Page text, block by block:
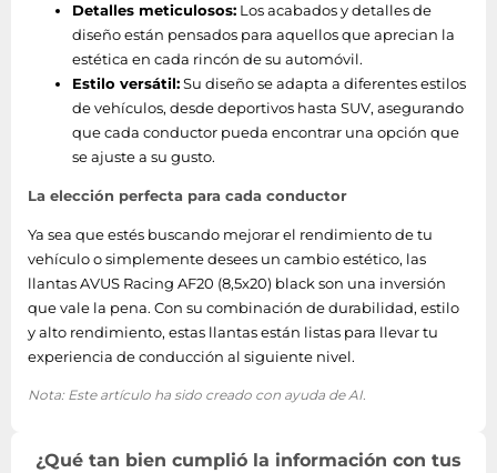
Detalles meticulosos: Los acabados y detalles de
diseño están pensados para aquellos que aprecian la
estética en cada rincón de su automóvil.
Estilo versátil:Su diseño se adapta a diferentes estilos
de vehículos, desde deportivos hasta SUV, asegurando
que cada conductor pueda encontrar una opción que
se ajuste a su gusto.
La elección perfecta para cada conductor
Ya sea que estés buscando mejorar el rendimiento de tu
vehículo o simplemente desees un cambio estético, las
llantas AVUS Racing AF20 (8,5x20) black son una inversión
que vale la pena. Con su combinación de durabilidad, estilo
y alto rendimiento, estas llantas están listas para llevar tu
experiencia de conducción al siguiente nivel.
Nota: Este artículo ha sido creado con ayuda de AI.
¿Qué tan bien cumplió la información con tus